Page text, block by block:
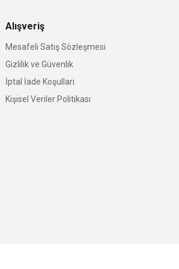
Alışveriş
Mesafeli Satış Sözleşmesi
Gizlilik ve Güvenlik
İptal İade Koşullari
Kişisel Veriler Politikası